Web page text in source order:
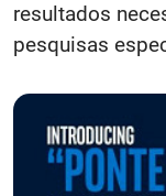
resultados
pesquisas